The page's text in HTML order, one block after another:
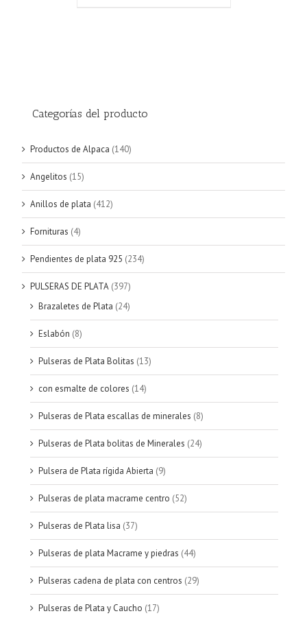
Categorías del producto
Productos de Alpaca (140)
Angelitos (15)
Anillos de plata (412)
Fornituras (4)
Pendientes de plata 925 (234)
PULSERAS DE PLATA (397)
Brazaletes de Plata (24)
Eslabón (8)
Pulseras de Plata Bolitas (13)
con esmalte de colores (14)
Pulseras de Plata escallas de minerales (8)
Pulseras de Plata bolitas de Minerales (24)
Pulsera de Plata rígida Abierta (9)
Pulseras de plata macrame centro (52)
Pulseras de Plata lisa (37)
Pulseras de plata Macrame y piedras (44)
Pulseras cadena de plata con centros (29)
Pulseras de Plata y Caucho (17)